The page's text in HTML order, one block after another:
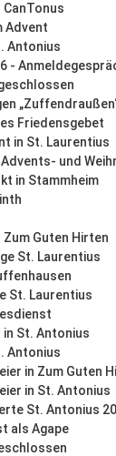
Advent
Antonius
-
Friedensgebet
in St. Laurentius
Advents- und
in Stammheim
Zum Guten Hirten
St. Laurentius
St. Laurentius
in St. Antonius
Antonius
in Zum Guten
in St. Antonius
St. Antonius
als Agape